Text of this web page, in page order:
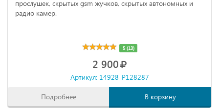
прослушек, скрытых gsm жучков, скрытых автономных и
радио камер.
5 (13)
2 900
Артикул: 14928-P128287
Подробнее В корзину